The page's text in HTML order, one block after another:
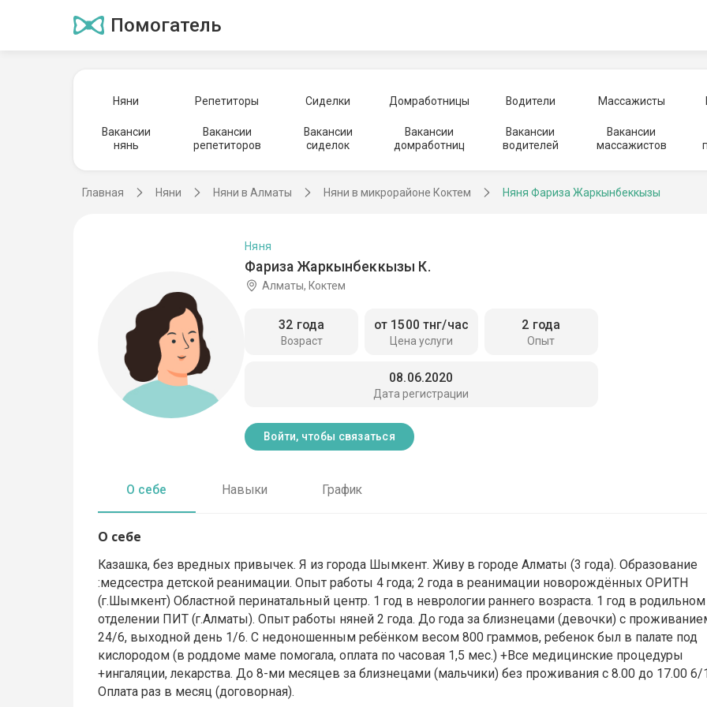
Помогатель
Няни Репетиторы Сиделки Домработницы Водители Массажисты
Вакансии
нянь
Вакансии
репетиторов
Вакансии
сиделок
Вакансии
домработниц
Вакансии
водителей
Вакансии
массажистов
Главная Няни Няни в Алматы Няни в микрорайоне Коктем Няня Фариза Жаркынбеккызы
Фариза Жаркынбеккызы К.
Няня
Алматы, Коктем
Возраст
32 года
Цена услуги
от 1500 тнг/час
Опыт
2 года
Дата регистрации
08.06.2020
Войти, чтобы связаться
О себе Навыки График
О себе
Казашка, без вредных привычек. Я из города Шымкент. Живу в городе Алматы (3 года). Образование
:медсестра детской реанимации. Опыт работы 4 года; 2 года в реанимации новорождённых ОРИТН
(г.Шымкент) Областной перинатальный центр. 1 год в неврологии раннего возраста. 1 год в родильном
отделении ПИТ (г.Алматы). Опыт работы няней 2 года. До года за близнецами (девочки) с
24/6, выходной день 1/6. С недоношенным ребёнком весом 800 граммов, ребенок был в палате под
кислородом (в роддоме маме помогала, оплата по часовая 1,5 мес.) +Все медицинские процедуры
+ингаляции, лекарства. До 8-ми месяцев за близнецами (мальчики) без проживания с 8.00 до 17.00 6/
Оплата раз в месяц (договорная).